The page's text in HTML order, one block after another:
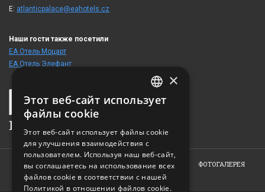
E: atlanticpalace@eahotels.cz
Наши гости также посетили
ЕА Отель Моцарт
ЕА Отель Элефант
ГЛАВНАЯ ОБ ОТЕЛЕ НОМЕРА РЕСТОРАН
ФОТОГАЛЕРЕЯ
ЗАКАЗ
КОНТАКТ
CZECH
RUSSIAN
×
Этот веб-сайт использует
файлы cookie
Этот веб-сайт использует файлы cookie
для улучшения взаимодействия с
пользователем. Используя наш веб-сайт,
вы соглашаетесь на использование всех
файлов cookie в соответствии с нашей
Политикой в ​​отношении файлов cookie.